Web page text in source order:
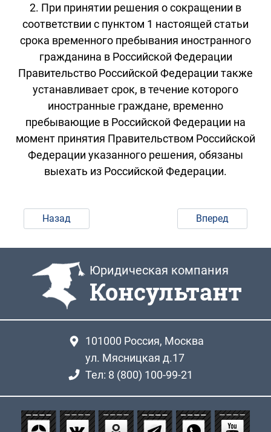
2. При принятии решения о сокращении в
соответствии с пунктом 1 настоящей статьи
срока временного пребывания иностранного
гражданина в Российской Федерации
Правительство Российской Федерации также
устанавливает срок, в течение которого
иностранные граждане, временно
пребывающие в Российской Федерации на
момент принятия Правительством Российской
Федерации указанного решения, обязаны
выехать из Российской Федерации.
Назад Вперед
Юридическая компания
Консультант
101000 Россия, Москва
ул. Мясницкая д.17
Тел: 8 (800) 100-99-21